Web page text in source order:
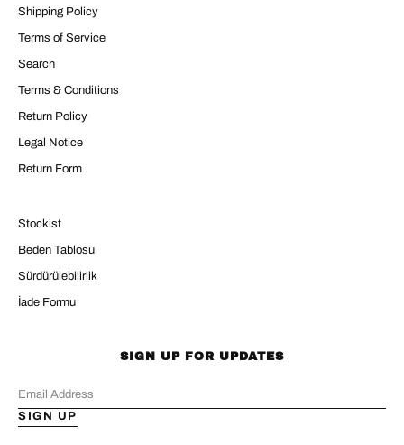
Shipping Policy
Terms of Service
Search
Terms & Conditions
Return Policy
Legal Notice
Return Form
Stockist
Beden Tablosu
Sürdürülebilirlik
İade Formu
SIGN UP FOR UPDATES
SIGN UP